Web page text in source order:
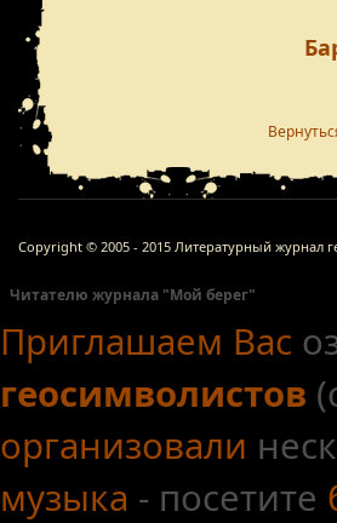
Copyright © 2005 - 2015 Литературный журнал
Читателю журнала "Мой берег"
Приглашаем Вас
геосимволистов
организовали
музыка - посетите